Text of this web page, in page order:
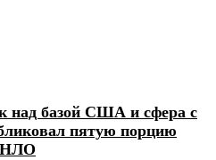
над базой США и сфера с
пятую порцию
НЛО